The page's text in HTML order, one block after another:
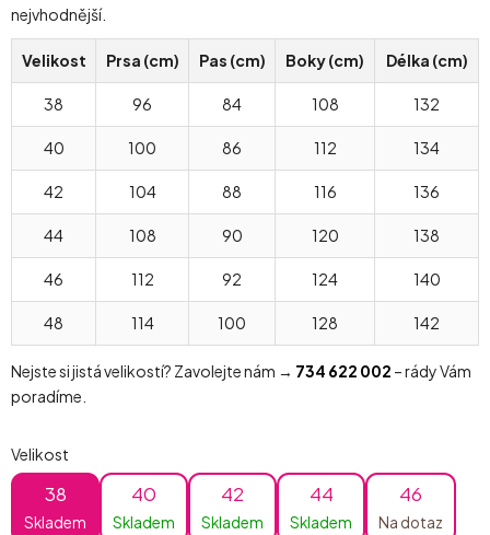
nejvhodnější.
Velikost Prsa (cm) Pas (cm) Boky (cm) Délka (cm)
38 96 84 108 132
40 100 86 112 134
42 104 88 116 136
44 108 90 120 138
46 112 92 124 140
48 114 100 128 142
Nejste si jistá velikostí? Zavolejte nám → 734 622 002 – rády Vám
poradíme.
Velikost
38
Skladem
40
Skladem
42
Skladem
44
Skladem
46
Na dotaz